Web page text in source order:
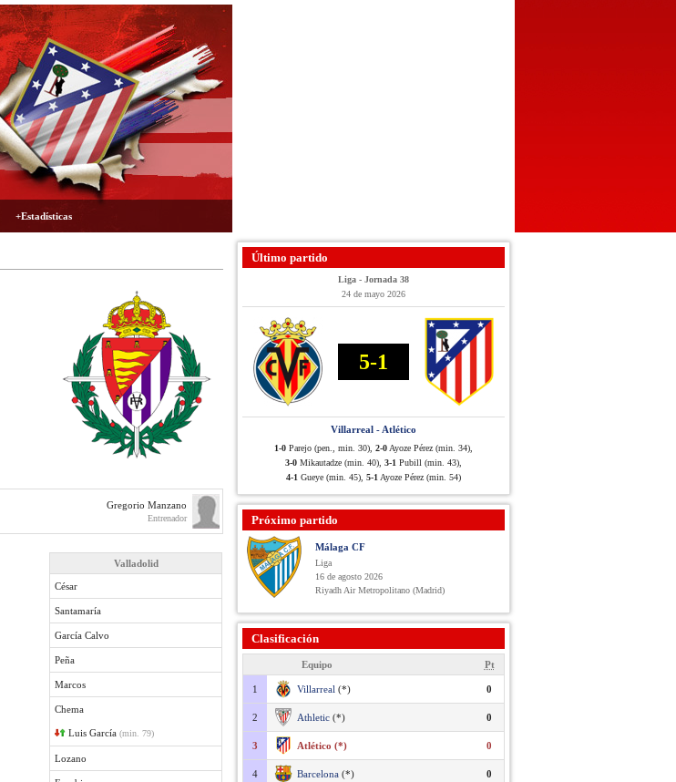
+Estadísticas
Gregorio Manzano
Entrenador
Valladolid
César
Santamaría
García Calvo
Peña
Marcos
Chema
Luis García (min. 79)
Lozano
Último partido
Liga - Jornada 38
24 de mayo 2026
5-1
Villarreal - Atlético
1-0 Parejo (pen., min. 30), 2-0 Ayoze Pérez (min. 34),
3-0 Mikautadze (min. 40), 3-1 Pubill (min. 43),
4-1 Gueye (min. 45), 5-1 Ayoze Pérez (min. 54)
Próximo partido
Málaga CF
Liga
16 de agosto 2026
Riyadh Air Metropolitano (Madrid)
Clasificación
Equipo Pt
1 Villarreal (*) 0
2 Athletic (*) 0
3 Atlético (*) 0
4 Barcelona (*) 0